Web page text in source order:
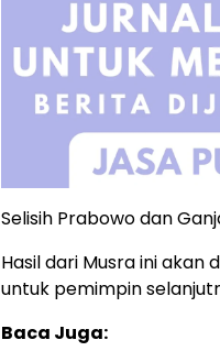
Selisih Prabowo dan
Hasil dari Musra ini
untuk pemimpin
Baca Juga: